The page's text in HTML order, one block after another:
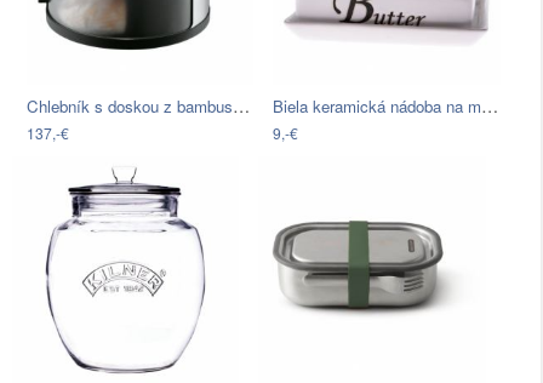
Chlebník s doskou z bambusu WMF…
137,-€
Biela keramická nádoba na maslo Dakls
9,-€